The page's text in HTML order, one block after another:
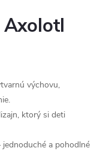
Axolotl
výchovu,
ktorý si deti
jednoduché a pohodlné